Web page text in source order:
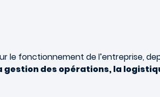
le fonctionnement de l’entreprise,
gestion des opérations, la